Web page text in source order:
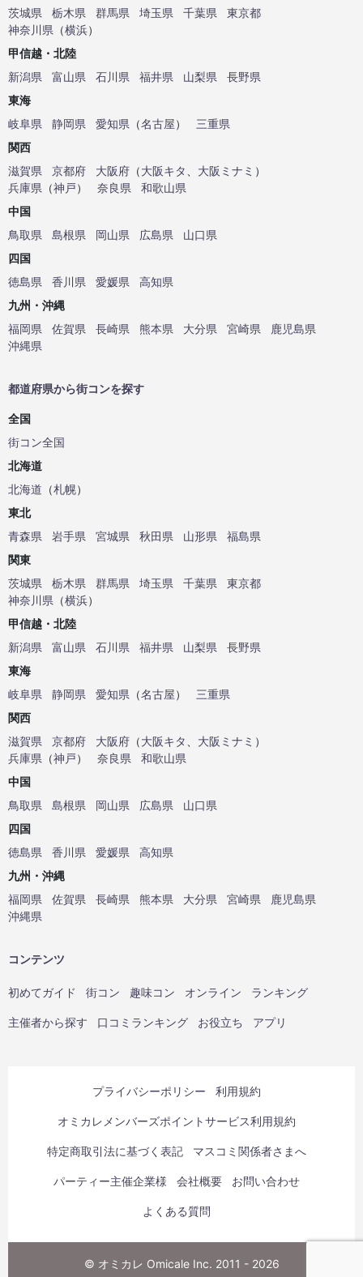
茨城県
栃木県 群馬県 埼玉県 千葉県
東京都
神奈川県 （横浜）
甲信越・北陸
新潟県
富山県 石川県 福井県 山梨県
長野県
東海
岐阜県
静岡県 愛知県 （名古屋）
三重県
関西
滋賀県
京都府 大阪府 （大阪キタ 大阪ミナミ ）
兵庫県 （神戸） 奈良県
和歌山県
中国
鳥取県
島根県 岡山県 広島県
山口県
四国
徳島県
香川県 愛媛県
高知県
九州・沖縄
福岡県
佐賀県 長崎県 熊本県 大分県 宮崎県
鹿児島県
沖縄県
都道府県から街コンを探す
全国
街コン全国
北海道
北海道 （札幌）
東北
青森県
岩手県 宮城県 秋田県 山形県
福島県
関東
茨城県
栃木県 群馬県 埼玉県 千葉県
東京都
神奈川県 （横浜）
甲信越・北陸
新潟県
富山県 石川県 福井県 山梨県
長野県
東海
岐阜県
静岡県 愛知県 （名古屋）
三重県
関西
滋賀県
京都府 大阪府 （大阪キタ 大阪ミナミ ）
兵庫県 （神戸） 奈良県
和歌山県
中国
鳥取県
島根県 岡山県 広島県
山口県
四国
徳島県
香川県 愛媛県
高知県
九州・沖縄
福岡県
佐賀県 長崎県 熊本県 大分県 宮崎県
鹿児島県
沖縄県
コンテンツ
初めてガイド 街コン 趣味コン オンライン ランキング
主催者から探す 口コミランキング お役立ち アプリ
プライバシーポリシー 利用規約
オミカレメンバーズポイントサービス利用規約
特定商取引法に基づく表記 マスコミ関係者さまへ
パーティー主催企業様 会社概要 お問い合わせ
よくある質問
© オミカレ Omicale Inc. 2011 - 2026